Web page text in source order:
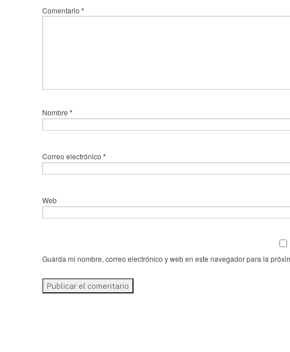
Comentario *
Nombre *
Correo electrónico *
Web
Guarda mi nombre, correo electrónico y web en este navegador para la